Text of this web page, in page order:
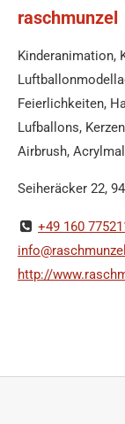
raschmunzel
Kinderanimation,
Feierlichkeiten,
Lufballons,
Airbrush,
Seiheräcker 22,
+49 160
http://